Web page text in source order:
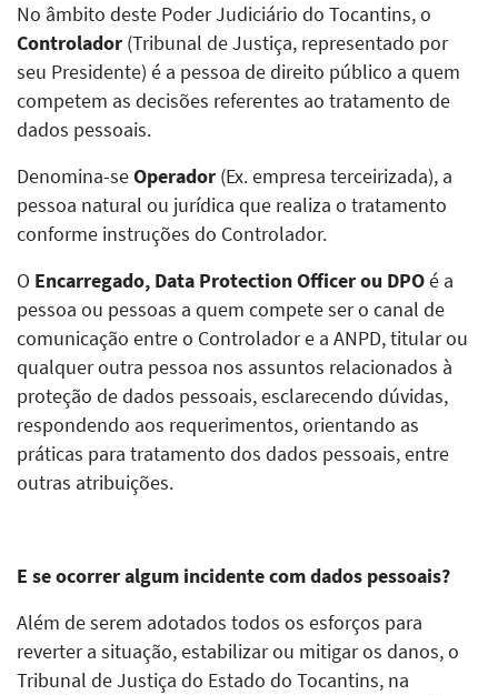
No âmbito deste Poder Judiciário do Tocantins, o
Controlador (Tribunal de Justiça, representado por
seu Presidente) é a pessoa de direito público a quem
competem as decisões referentes ao tratamento de
dados pessoais.
Denomina-seOperador (Ex. empresa terceirizada), a
pessoa natural ou jurídica que realiza o tratamento
conforme instruções do Controlador.
O Encarregado, Data Protection Officer ou DPOé a
pessoa ou pessoas a quem compete ser o canal de
comunicação entre o Controlador e a ANPD, titular ou
qualquer outra pessoa nos assuntos relacionados à
proteção de dados pessoais, esclarecendo dúvidas,
respondendo aos requerimentos, orientando as
práticas para tratamento dos dados pessoais, entre
outras atribuições.
E se ocorrer algum incidente com dados pessoais?
Além de serem adotados todos os esforços para
reverter a situação, estabilizar ou mitigar os danos, o
Tribunal de Justiça do Estado do Tocantins, na